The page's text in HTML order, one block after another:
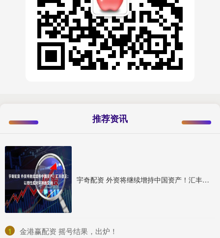
推荐资讯
宇奇配资 外资将继续增持中国资产！汇丰匡正：以韧性应对环球新变局
1 ​金港赢配资 摇号结果，出炉！